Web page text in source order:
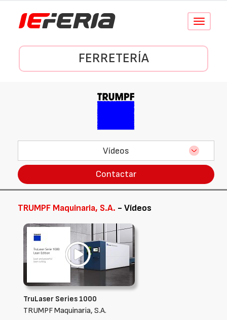
Conmutar
FERRETERÍA
Vídeos
Contactar
TRUMPF Maquinaria, S.A. - Vídeos
TruLaser Series 1000
TRUMPF Maquinaria, S.A.